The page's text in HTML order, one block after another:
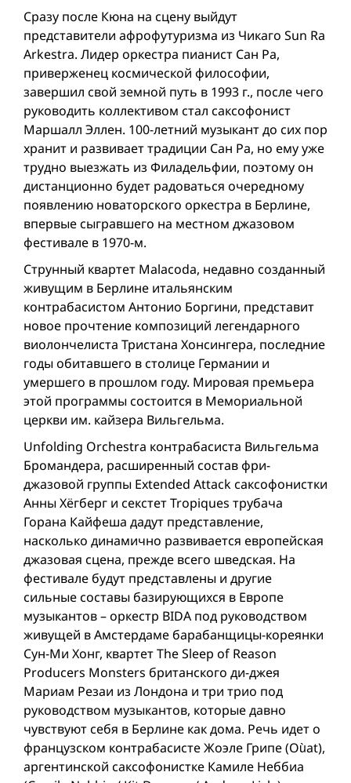
Сразу после Кюна на сцену выйдут
представители афрофутуризма из Чикаго Sun Ra
Arkestra. Лидер оркестра пианист Сан Ра,
приверженец космической философии,
завершил свой земной путь в 1993 г., после чего
руководить коллективом стал саксофонист
Маршалл Эллен. 100-летний музыкант до сих пор
хранит и развивает традиции Сан Ра, но ему уже
трудно выезжать из Филадельфии, поэтому он
дистанционно будет радоваться очередному
появлению новаторского оркестра в Берлине,
впервые сыгравшего на местном джазовом
фестивале в 1970-м.
Струнный квартет Malacoda, недавно созданный
живущим в Берлине итальянским
контрабасистом Антонио Боргини, представит
новое прочтение композиций легендарного
виолончелиста Тристана Хонсингера, последние
годы обитавшего в столице Германии и
умершего в прошлом году. Мировая премьера
этой программы состоится в Мемориальной
церкви им. кайзера Вильгельма.
Unfolding Orchestra контрабасиста Вильгельма
Бромандера, расширенный состав фри-
джазовой группы Extended Attack саксофонистки
Анны Хёгберг и секстет Tropiques трубача
Горана Кайфеша дадут представление,
насколько динамично развивается европейская
джазовая сцена, прежде всего шведская. На
фестивале будут представлены и другие
сильные составы базирующихся в Европе
музыкантов – оркестр BIDA под руководством
живущей в Амстердаме барабанщицы-кореянки
Сун-Ми Хонг, квартет The Sleep of Reason
Producers Monsters британского ди-джея
Мариам Резаи из Лондона и три трио под
руководством музыкантов, которые давно
чувствуют себя в Берлине как дома. Речь идет о
французском контрабасисте Жоэле Грипе (Oùat),
аргентинской саксофонистке Камиле Неббиа